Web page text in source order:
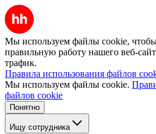
Мы используем файлы cookie, чтобы
правильную работу нашего веб-
трафик.
Правила использования файлов
Мы используем файлы cookie.
файлов cookie
Понятно
Ищу сотрудника